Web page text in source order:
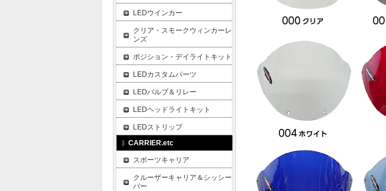
LEDウインカー
クリア・スモークウィンカーレ
ンズ
ポジション・デイライトキット
LEDカスタムパーツ
LEDバルブ＆リレー
LEDヘッドライトキット
LEDストリップ
CARRIER.etc
スポーツキャリア
クルーザーキャリア＆シッシー
バー